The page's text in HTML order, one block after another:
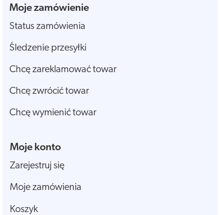
Moje zamówienie
Status zamówienia
Śledzenie przesyłki
Chcę zareklamować towar
Chcę zwrócić towar
Chcę wymienić towar
Moje konto
Zarejestruj się
Moje zamówienia
Koszyk